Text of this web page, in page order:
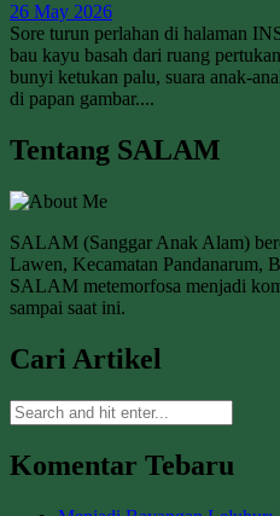
26 May 2026
Sore turun perlahan di halaman
bau kayu basah dari ruang
bunyi ketukan palu, suara anak-
di papan gambar....
Tentang SALAM
SALAM (Sanggar Anak Alam)
Lawen, Kecamatan Pandanarum,
SALAM metemorfosa menjadi
sampai saat ini.
Cari Artikel
Komentar Tebaru